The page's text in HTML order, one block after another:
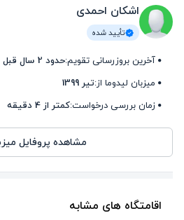
اشکان احمدی
تأیید شده
آخرین بروزرسانی تقویم:حدود 2 سال قبل
میزبان لیدوما از:تیر 1399
زمان بررسی درخواست:کمتر از 4 دقیقه
مشاهده پروفایل
اقامتگاه های مشابه